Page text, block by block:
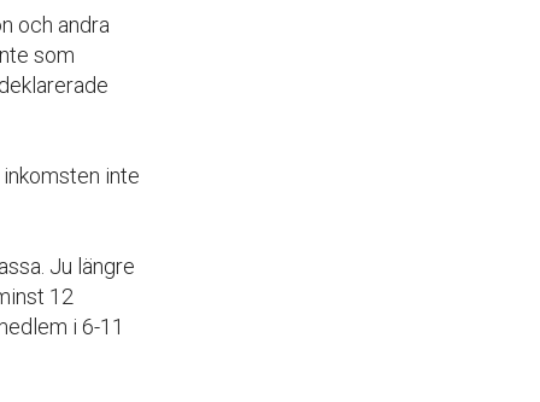
och andra
som
inte
Ju längre
12
i 6-11